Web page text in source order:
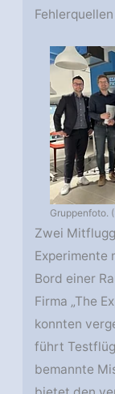
Gruppenfoto.
Zwei
Experimente
Bord einer
Firma „The
konnten
führt
bemannte